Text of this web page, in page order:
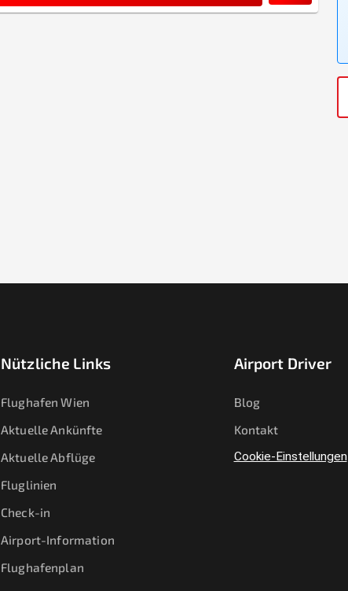
Nützliche Links
Flughafen Wien
Aktuelle Ankünfte
Aktuelle Abflüge
Fluglinien
Check-in
Airport-Information
Flughafenplan
Airport Driver
Blog
Kontakt
Cookie-Einstellungen